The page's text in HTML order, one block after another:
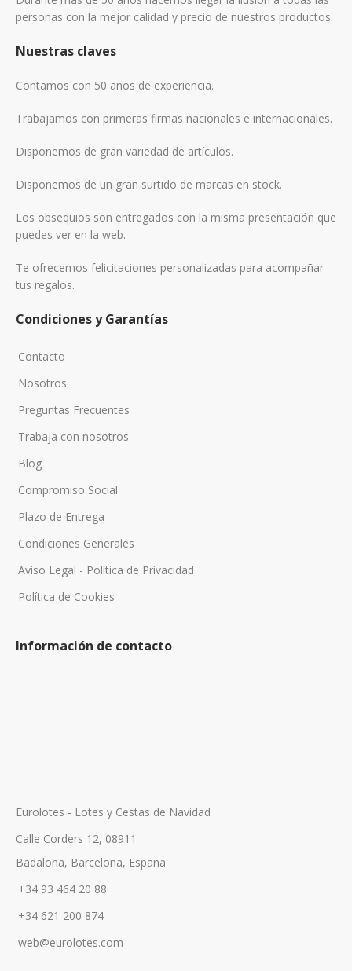
personas con la mejor calidad y precio de nuestros productos.
Nuestras claves
Contamos con 50 años de experiencia.
Trabajamos con primeras firmas nacionales e internacionales.
Disponemos de gran variedad de artículos.
Disponemos de un gran surtido de marcas en stock.
Los obsequios son entregados con la misma presentación que
puedes ver en la web.
Te ofrecemos felicitaciones personalizadas para acompañar
tus regalos.
Condiciones y Garantías
Contacto
Nosotros
Preguntas Frecuentes
Trabaja con nosotros
Blog
Compromiso Social
Plazo de Entrega
Condiciones Generales
Aviso Legal - Política de Privacidad
Política de Cookies
Información de contacto
Eurolotes - Lotes y Cestas de Navidad
Calle Corders 12, 08911
Badalona, Barcelona, España
+34 93 464 20 88
+34 621 200 874
web@eurolotes.com